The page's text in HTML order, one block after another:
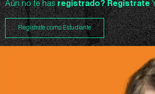
Aún no te hasregistrado?Registrate
Registrate como Estudiante